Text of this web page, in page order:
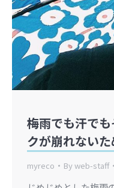
梅雨でも汗で
クが崩れない
myreco Byweb-staff